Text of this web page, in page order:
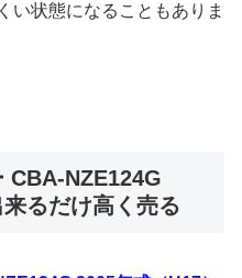
い状態になることもありま
CBA-NZE124G
るだけ高く売る